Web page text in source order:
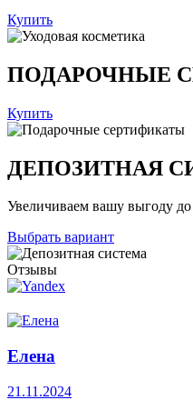
Купить
ПОДАРОЧНЫЕ
Купить
ДЕПОЗИТНАЯ
Увеличиваем вашу выгоду
Выбрать вариант
Отзывы
Елена
21.11.2024